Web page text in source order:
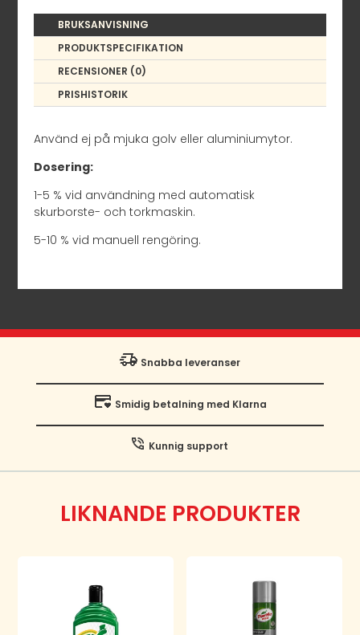
BRUKSANVISNING
PRODUKTSPECIFIKATION
RECENSIONER (0)
PRISHISTORIK
Använd ej på mjuka golv eller aluminiumytor.
Dosering:
1-5 % vid användning med automatisk
skurborste- och torkmaskin.
5-10 % vid manuell rengöring.
Snabba leveranser
Smidig betalning med Klarna
Kunnig support
LIKNANDE PRODUKTER